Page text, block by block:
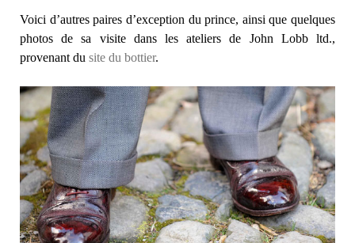
Voici d’autres paires d’exception du prince, ainsi que quelques
photos de sa visite dans les ateliers de John Lobb ltd.,
provenant du site du bottier.